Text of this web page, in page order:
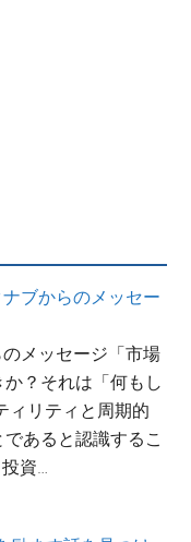
ブからのメッセー
メッセージ「市場
？それは「何もし
ィリティと周期的
あると認識するこ
資…